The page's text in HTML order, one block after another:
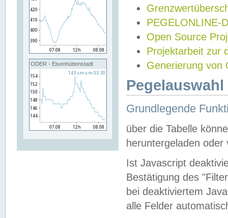
ODER - Eisenhüttenstadt
PEGELONLINE-
Open Source
Projektarbeit zur
Generierung von
Grundlegende
über die Tabelle
heruntergeladen oder
Ist Javascript
Bestätigung des
bei deaktiviertem
alle Felder